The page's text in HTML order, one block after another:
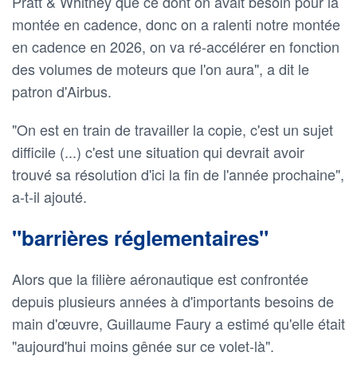
montée en cadence, donc on a ralenti notre montée
en cadence en 2026, on va ré-accélérer en fonction
des volumes de moteurs que l'on aura", a dit le
patron d'Airbus.
"On est en train de travailler la copie, c'est un sujet
difficile (...) c'est une situation qui devrait avoir
trouvé sa résolution d'ici la fin de l'année prochaine",
a-t-il ajouté.
"barrières réglementaires"
Alors que la filière aéronautique est confrontée
depuis plusieurs années à d'importants besoins de
main d'œuvre, Guillaume Faury a estimé qu'elle était
"aujourd'hui moins gênée sur ce volet-là".